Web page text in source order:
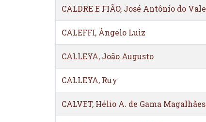
CALDRE E FIÃO, José Antônio do Vale
CALEFFI, Ângelo Luiz
CALLEYA, João Augusto
CALLEYA, Ruy
CALVET, Hélio A. de Gama Magalhães